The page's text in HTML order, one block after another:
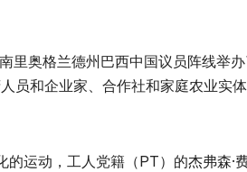
奥格兰德州巴西中国议员阵线举
员和企业家、合作社和家庭农业实
运动，工人党籍（PT）的杰弗森